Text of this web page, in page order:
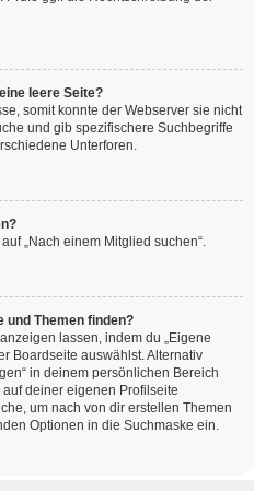
leere Seite?
somit konnte der Webserver sie nicht
und gib spezifischere Suchbegriffe
Unterforen.
„Nach einem Mitglied suchen“.
und Themen finden?
lassen, indem du „Eigene
Boardseite auswählst. Alternativ
in deinem persönlichen Bereich
auf deiner eigenen Profilseite
um nach von dir erstellen Themen
Optionen in die Suchmaske ein.